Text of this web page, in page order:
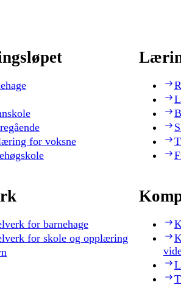
for voksne
for barnehage
for skole og opplæring